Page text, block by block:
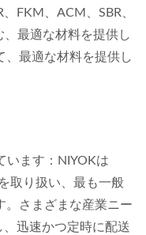
FKM、ACM、SBR、
最適な材料を提供し
、最適な材料を提供し
います：NIYOKは
取り扱い、最も一般
。さまざまな産業ニー
迅速かつ定時に配送